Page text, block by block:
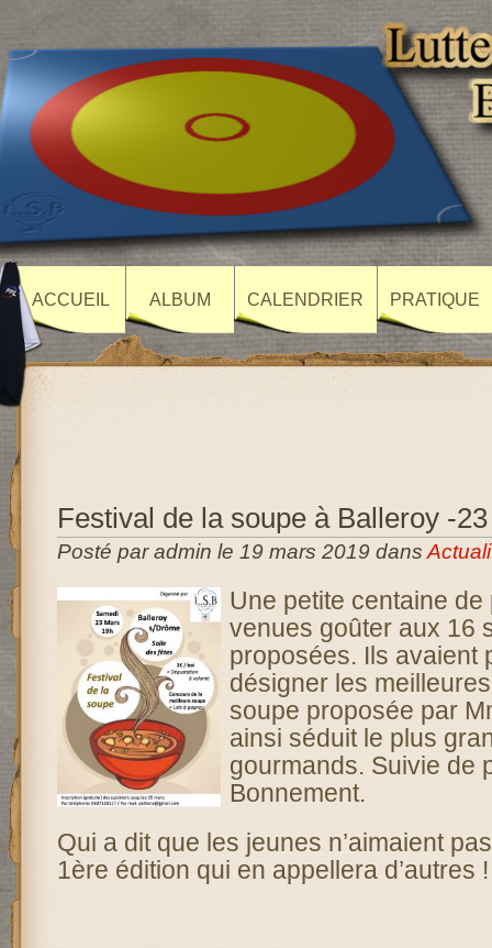
ACCUEIL ALBUM CALENDRIER PRATIQUE
Festival de la soupe à Balleroy -
Posté par admin le 19 mars 2019 dans
Une petite centaine
venues goûter aux 16
proposées. Ils avaient
désigner les
soupe proposée par
ainsi séduit le plus
gourmands. Suivie de
Bonnement.
Qui a dit que les jeunes n’aimaient
1ère édition qui en appellera d’autres !